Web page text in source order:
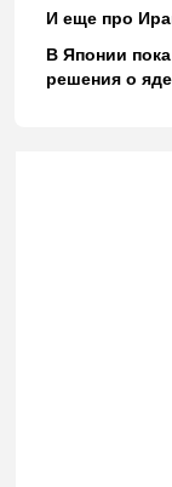
И еще про
В Японии
решения о